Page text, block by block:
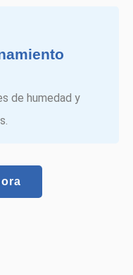
de humedad y